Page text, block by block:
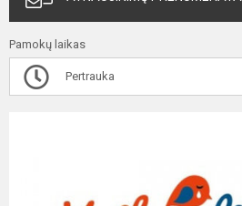
Pamokų laikas
Pertrauka